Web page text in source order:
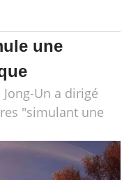
une
Un a dirigé
"simulant une